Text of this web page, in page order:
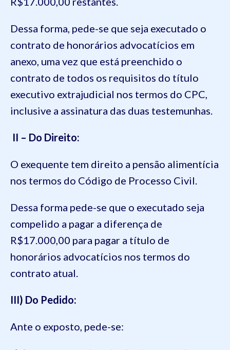
Dessa forma, pede-se que seja executado o
contrato de honorários advocatícios em
anexo, uma vez que está preenchido o
contrato de todos os requisitos do título
executivo extrajudicial nos termos do CPC,
inclusive a assinatura das duas testemunhas.
II – Do Direito:
O exequente tem direito a pensão alimentícia
nos termos do Código de Processo Civil.
Dessa forma pede-se que o executado seja
compelido a pagar a diferença de
R$17.000,00 para pagar a título de
honorários advocatícios nos termos do
contrato atual.
III) Do Pedido:
Ante o exposto, pede-se: